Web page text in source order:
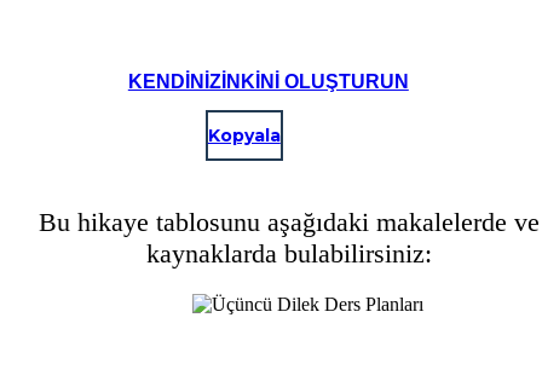
KENDINIZINKINI OLUŞTURUN
Kopyala
Bu hikaye tablosunu aşağıdaki makalelerde ve
kaynaklarda bulabilirsiniz: